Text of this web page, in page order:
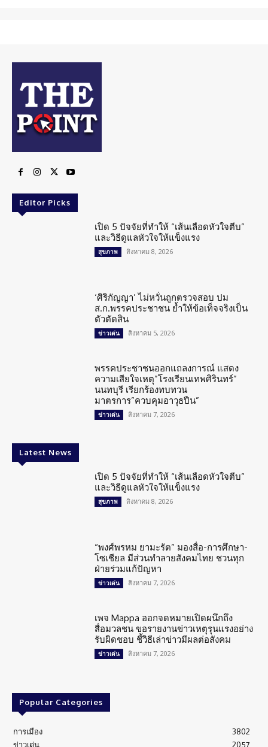
Editor Picks
เปิด 5 ปัจจัยที่ทำให้ “เส้นเลือดหัวใจตีบ”
และวิธีดูแลหัวใจให้แข็งแรง
สุขภาพ สิงหาคม 8, 2026
‘ศิริกัญญา’ ไม่หวั่นถูกตรวจสอบ ปม
ส.ก.พรรคประชาชน ย้ำให้ข้อเท็จจริงเป็น
ตัวตัดสิน
ข่าวเด่น สิงหาคม 5, 2026
พรรคประชาชนออกแถลงการณ์ แสดง
ความเสียใจเหตุ”โรงเรียนเทพศิรินทร์”
นนทบุรี เรียกร้องทบทวน
มาตรการ”ควบคุมอาวุธปืน”
ข่าวเด่น สิงหาคม 7, 2026
Latest News
เปิด 5 ปัจจัยที่ทำให้ “เส้นเลือดหัวใจตีบ”
และวิธีดูแลหัวใจให้แข็งแรง
สุขภาพ สิงหาคม 8, 2026
“พงศ์พรหม ยามะรัต” มองสื่อ-การศึกษา-
โซเชียล มีส่วนทำลายสังคมไทย ชวนทุก
ฝ่ายร่วมแก้ปัญหา
ข่าวเด่น สิงหาคม 7, 2026
เพจ Mappa ออกจดหมายเปิดผนึกถึง
สื่อมวลชน ขอรายงานข่าวเหตุรุนแรงอย่าง
รับผิดชอบ ชี้วิธีเล่าข่าวมีผลต่อสังคม
ข่าวเด่น สิงหาคม 7, 2026
Popular Categories
การเมือง
3802
ข่าวเด่น
2057